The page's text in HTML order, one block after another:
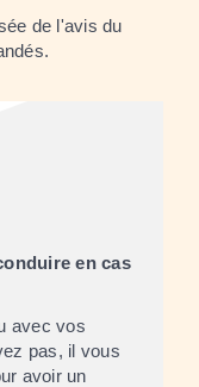
de l'avis du
en cas
avec vos
pas, il vous
avoir un